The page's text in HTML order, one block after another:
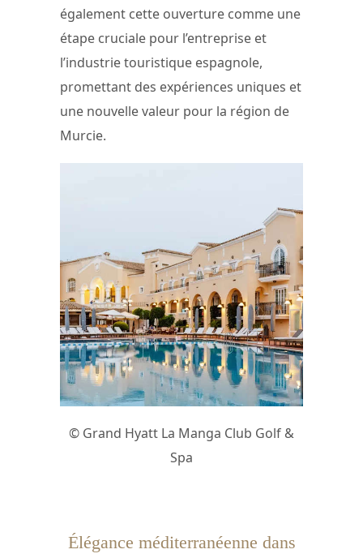
également cette ouverture comme une
étape cruciale pour l’entreprise et
l’industrie touristique espagnole,
promettant des expériences uniques et
une nouvelle valeur pour la région de
Murcie.
© Grand Hyatt La Manga Club Golf &
Spa
Élégance méditerranéenne dans